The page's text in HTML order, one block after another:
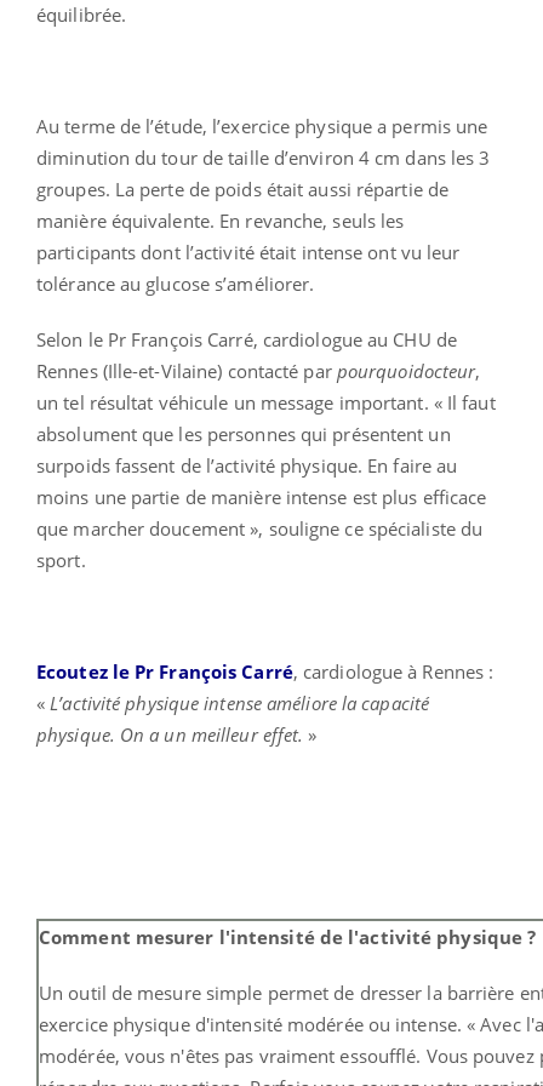
équilibrée.
Au terme de l’étude, l’exercice physique a permis une
diminution du tour de taille d’environ 4 cm dans les 3
groupes. La perte de poids était aussi répartie de
manière équivalente. En revanche, seuls les
participants dont l’activité était intense ont vu leur
tolérance au glucose s’améliorer.
Selon le Pr François Carré, cardiologue au CHU de
Rennes (Ille-et-Vilaine) contacté par pourquoidocteur,
un tel résultat véhicule un message important. « Il faut
absolument que les personnes qui présentent un
surpoids fassent de l’activité physique. En faire au
moins une partie de manière intense est plus efficace
que marcher doucement », souligne ce spécialiste du
sport.
Ecoutez le Pr François Carré, cardiologue à Rennes :
« L’activité physique intense améliore la capacité
physique. On a un meilleur effet. »
Comment mesurer l'intensité de l'activité physique ?
Un outil de mesure simple permet de dresser la barrière
exercice physique d'intensité modérée ou intense. « Avec
modérée, vous n'êtes pas vraiment essoufflé. Vous pouvez